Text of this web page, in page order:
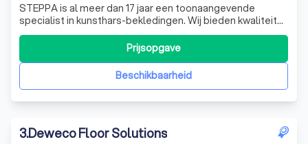
STEPPA is al meer dan 17 jaar een toonaangevende
specialist in kunsthars-bekledingen. Wij bieden kwaliteit
en service aan particulieren, bedrijven, architecten en
aannemers. Onze expertise ligt in het leveren van
maatwerk voor een breed scala aan projecten, van
privéwoningen en kantoorruimtes tot in
Beschikbaarheid
Prijsopgave
3.Deweco Floor Solutions